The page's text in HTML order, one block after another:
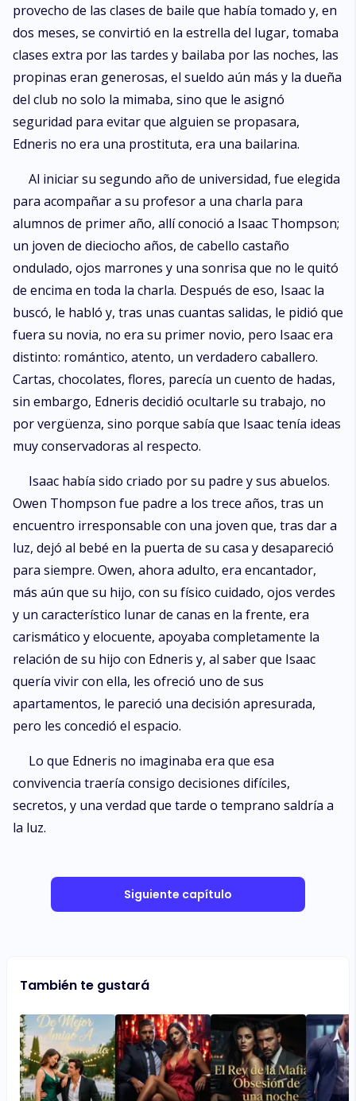
provecho de las clases de baile que había tomado y, en
dos meses, se convirtió en la estrella del lugar, tomaba
clases extra por las tardes y bailaba por las noches, las
propinas eran generosas, el sueldo aún más y la dueña
del club no solo la mimaba, sino que le asignó
seguridad para evitar que alguien se propasara,
Edneris no era una prostituta, era una bailarina.
Al iniciar su segundo año de universidad, fue elegida
para acompañar a su profesor a una charla para
alumnos de primer año, allí conoció a Isaac Thompson;
un joven de dieciocho años, de cabello castaño
ondulado, ojos marrones y una sonrisa que no le quitó
de encima en toda la charla. Después de eso, Isaac la
buscó, le habló y, tras unas cuantas salidas, le pidió que
fuera su novia, no era su primer novio, pero Isaac era
distinto: romántico, atento, un verdadero caballero.
Cartas, chocolates, flores, parecía un cuento de hadas,
sin embargo, Edneris decidió ocultarle su trabajo, no
por vergüenza, sino porque sabía que Isaac tenía ideas
muy conservadoras al respecto.
Isaac había sido criado por su padre y sus abuelos.
Owen Thompson fue padre a los trece años, tras un
encuentro irresponsable con una joven que, tras dar a
luz, dejó al bebé en la puerta de su casa y desapareció
para siempre. Owen, ahora adulto, era encantador,
más aún que su hijo, con su físico cuidado, ojos verdes
y un característico lunar de canas en la frente, era
carismático y elocuente, apoyaba completamente la
relación de su hijo con Edneris y, al saber que Isaac
quería vivir con ella, les ofreció uno de sus
apartamentos, le pareció una decisión apresurada,
pero les concedió el espacio.
Lo que Edneris no imaginaba era que esa
convivencia traería consigo decisiones difíciles,
secretos, y una verdad que tarde o temprano saldría a
la luz.
Siguiente capítulo
También te gustará